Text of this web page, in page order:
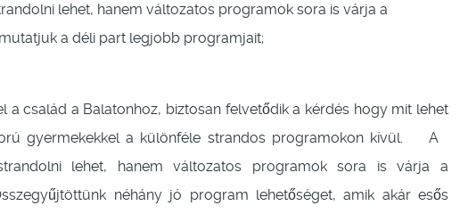
lehet, hanem változatos programok sora is várja a
a déli part legjobb programjait;
a család a Balatonhoz, biztosan felvetődik a kérdés hogy mit lehet
gyermekekkel a különféle strandos programokon kívül. A
lehet, hanem változatos programok sora is várja a
néhány jó program lehetőséget, amik akár esős